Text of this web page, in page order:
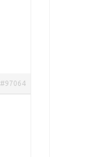
#97064